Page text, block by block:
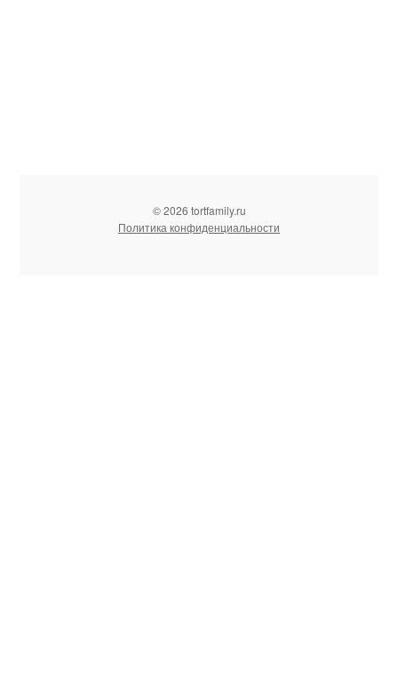
© 2026 tortfamily.ru
Политика конфиденциальности